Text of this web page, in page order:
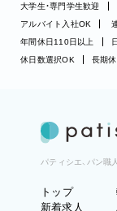
大学生・専門学生歓迎
アルバイト入社OK
年間休日110日以上
休日数選択OK
長期
パティシエ、パン職
トップ
新着求人